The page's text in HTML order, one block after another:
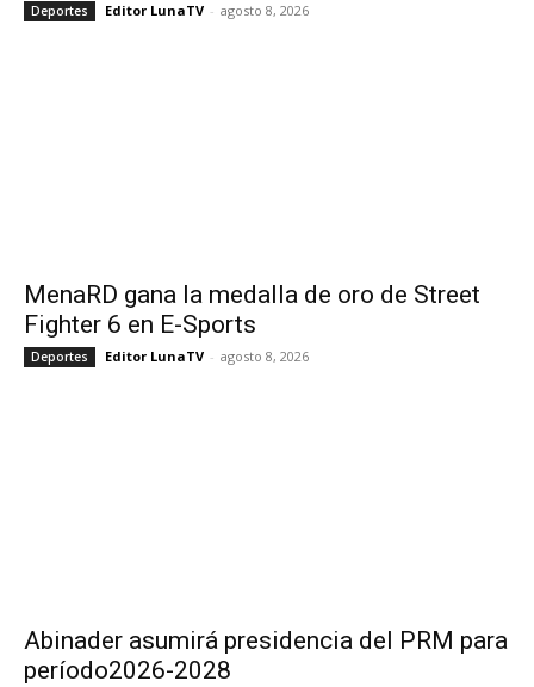
Deportes Editor LunaTV - agosto 8, 2026
MenaRD gana la medalla de oro de Street
Fighter 6 en E-Sports
Deportes Editor LunaTV - agosto 8, 2026
Abinader asumirá presidencia del PRM para
período2026-2028